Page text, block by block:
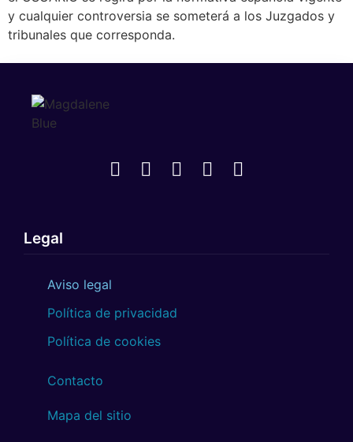
y cualquier controversia se someterá a los Juzgados y
tribunales que corresponda.
Legal
Aviso legal
Política de privacidad
Política de cookies
Contacto
Mapa del sitio